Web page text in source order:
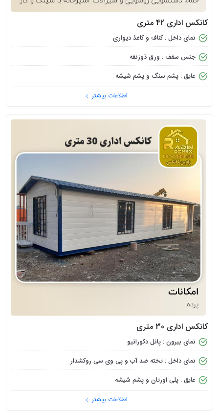
کانکس اداری 42 متری
نمای داخل : کناف و کاغذ دیواری
جنس سقف : ورق ذوزنقه
عایق : پشم سنگ و پشم شیشه
اطلاعات بیشتر
کانکس اداری 30 متری
نمای بیرون : پانل دکوراتیو
نمای داخل : تخته ضد آب و پی وی سی روکشدار
عایق : پلی اورتان و پشم شیشه
اطلاعات بیشتر